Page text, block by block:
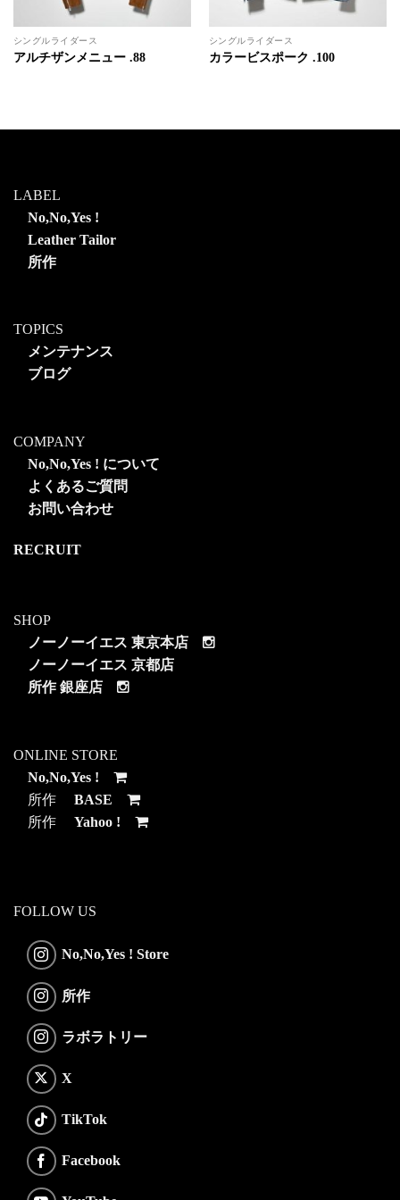
シングルライダース
アルチザンメニュー .88
シングルライダース
カラービスポーク .100
LABEL
No,No,Yes !
Leather Tailor
所作
TOPICS
メンテナンス
ブログ
COMPANY
No,No,Yes ! について
よくあるご質問
お問い合わせ
RECRUIT
SHOP
ノーノーイエス 東京本店
ノーノーイエス 京都店
所作 銀座店
ONLINE STORE
No,No,Yes !
所作 BASE
所作 Yahoo !
FOLLOW US
No,No,Yes ! Store
所作
ラボラトリー
X
TikTok
Facebook